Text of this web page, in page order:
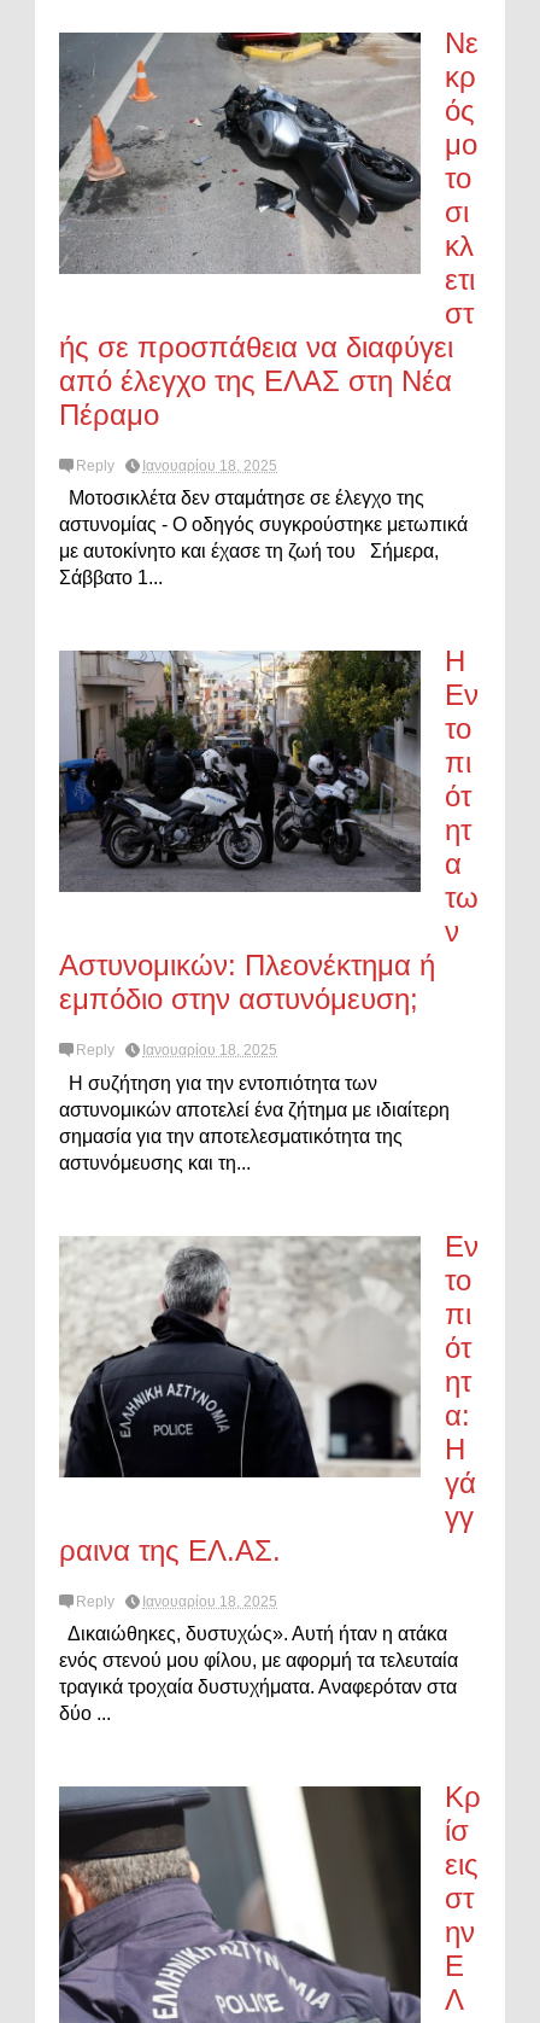
Νε
κρ
ός
μο
το
σι
κλ
ετι
στ
ής σε προσπάθεια να διαφύγει
από έλεγχο της ΕΛΑΣ στη Νέα
Πέραμο
Reply Ιανουαρίου 18, 2025
Μοτοσικλέτα δεν σταμάτησε σε έλεγχο της
αστυνομίας - Ο οδηγός συγκρούστηκε μετωπικά
με αυτοκίνητο και έχασε τη ζωή του Σήμερα,
Σάββατο 1...
Η
Εν
το
πι
ότ
ητ
α
τω
ν
Αστυνομικών: Πλεονέκτημα ή
εμπόδιο στην αστυνόμευση;
Reply Ιανουαρίου 18, 2025
Η συζήτηση για την εντοπιότητα των
αστυνομικών αποτελεί ένα ζήτημα με ιδιαίτερη
σημασία για την αποτελεσματικότητα της
αστυνόμευσης και τη...
Εν
το
πι
ότ
ητ
α:
Η
γά
γγ
ραινα της ΕΛ.ΑΣ.
Reply Ιανουαρίου 18, 2025
Δικαιώθηκες, δυστυχώς». Αυτή ήταν η ατάκα
ενός στενού μου φίλου, με αφορμή τα τελευταία
τραγικά τροχαία δυστυχήματα. Αναφερόταν στα
δύο ...
Κρ
ίσ
εις
στ
ην
Ε
Λ